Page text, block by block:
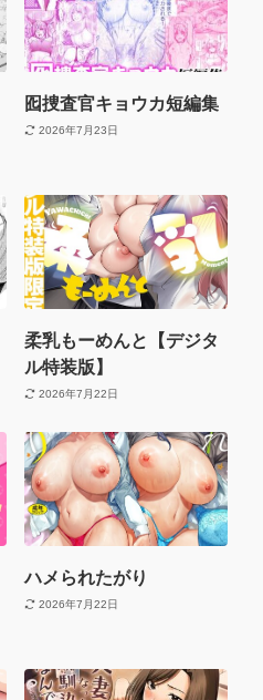
囮捜査官キョウカ短編集
2026年7月23日
柔乳もーめんと【デジタ
ル特装版】
2026年7月22日
ハメられたがり
2026年7月22日